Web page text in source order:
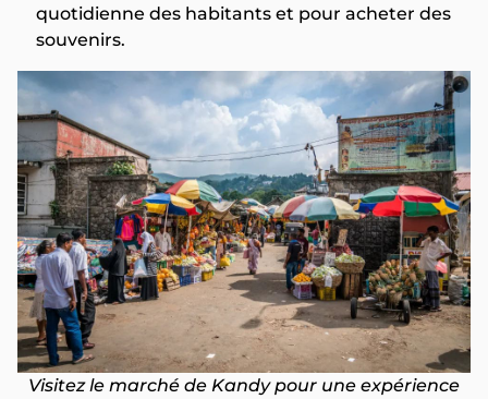
quotidienne des habitants et pour acheter des
souvenirs.
Visitez le marché de Kandy pour une expérience